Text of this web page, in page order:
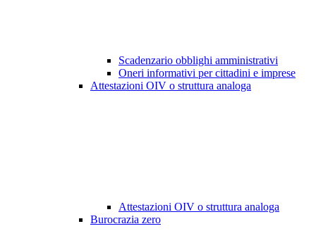
Scadenzario obblighi amministrativi
Oneri informativi per cittadini e imprese
Attestazioni OIV o struttura analoga
Attestazioni OIV o struttura analoga
Burocrazia zero